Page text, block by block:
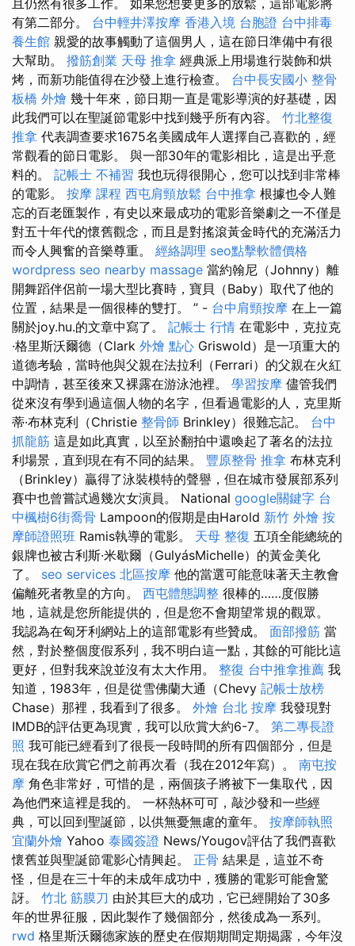
且仍然有很多工作。 如果您想要更多的放鬆，這部電影將
有第二部分。 台中輕井澤按摩 香港入境 台胞證 台中排毒
養生館 親愛的故事觸動了這個男人，這在節日準備中有很
大幫助。 撥筋創業 天母 推拿 經典派上用場進行裝飾和烘
烤，而新功能值得在沙發上進行檢查。 台中長安國小 整骨
板橋 外燴 幾十年來，節日期一直是電影導演的好基礎，因
此我們可以在聖誕節電影中找到幾乎所有內容。 竹北整復
推拿 代表調查要求1675名美國成年人選擇自己喜歡的，經
常觀看的節日電影。 與一部30年的電影相比，這是出乎意
料的。 記帳士 不補習 我也玩得很開心，您可以找到非常棒
的電影。 按摩 課程 西屯肩頸放鬆 台中推拿 根據也令人難
忘的百老匯製作，有史以來最成功的電影音樂劇之一不僅是
對五十年代的懷舊觀念，而且是對搖滾黃金時代的充滿活力
而令人興奮的音樂尊重。 經絡調理 seo點擊軟體價格
wordpress seo nearby massage 當約翰尼（Johnny）離
開舞蹈伴侶前一場大型比賽時，寶貝（Baby）取代了他的
位置，結果是一個很棒的雙打。 ” - 台中肩頸按摩 在上一篇
關於joy.hu.的文章中寫了。 記帳士 行情 在電影中，克拉克
·格里斯沃爾德（Clark 外燴 點心 Griswold）是一項重大的
道德考驗，當時他與父親在法拉利（Ferrari）的父親在火紅
中調情，甚至後來又裸露在游泳池裡。 學習按摩 儘管我們
從來沒有學到過這個人物的名字，但看過電影的人，克里斯
蒂·布林克利（Christie 整骨師 Brinkley）很難忘記。 台中
抓龍筋 這是如此真實，以至於翻拍中還喚起了著名的法拉
利場景，直到現在有不同的結果。 豐原整骨 推拿 布林克利
（Brinkley）贏得了泳裝模特的聲譽，但在城市發展部系列
賽中也曾嘗試過幾次女演員。 National google關鍵字 台
中楓樹6街喬骨 Lampoon的假期是由Harold 新竹 外燴 按
摩師證照班 Ramis執導的電影。 天母 整復 五項全能總統的
銀牌也被古利斯·米歇爾（GulyásMichelle）的黃金美化
了。 seo services 北區按摩 他的當選可能意味著天主教會
偏離死者教皇的方向。 西屯體態調整 很棒的……度假勝
地，這就是您所能提供的，但是您不會期望常規的觀眾。
我認為在匈牙利網站上的這部電影有些贊成。 面部撥筋 當
然，對於整個度假系列，我不明白這一點，其餘的可能比這
更好，但對我來說並沒有太大作用。 整復 台中推拿推薦 我
知道，1983年，但是從雪佛蘭大通（Chevy 記帳士放榜
Chase）那裡，我看到了很多。 外燴 台北 按摩 我發現對
IMDB的評估更為現實，我可以欣賞大約6-7。 第二專長證
照 我可能已經看到了很長一段時間的所有四個部分，但是
現在我在欣賞它們之前再次看（我在2012年寫）。 南屯按
摩 角色非常好，可惜的是，兩個孩子將被下一集取代，因
為他們來這裡是我的。 一杯熱杯可可，敲沙發和一些經
典，可以回到聖誕節，以供無憂無慮的童年。 按摩師執照
宜蘭外燴 Yahoo 泰國簽證 News/Yougov評估了我們喜歡
懷舊並與聖誕節電影心情興起。 正骨 結果是，這並不奇
怪，但是在三十年的未成年成功中，獲勝的電影可能會驚
訝。 竹北 筋膜刀 由於其巨大的成功，它已經開始了30多
年的世界征服，因此製作了幾個部分，然後成為一系列。
rwd 格里斯沃爾德家族的歷史在假期期間定期揭露，今年沒